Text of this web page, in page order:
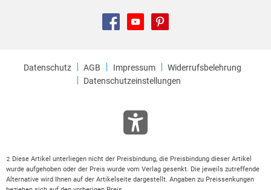
Datenschutz AGB Impressum
Widerrufsbelehrung
Datenschutzeinstellungen
2
Diese Artikel unterliegen nicht der Preisbindung, die Preisbindung dieser Artikel
wurde aufgehoben oder der Preis wurde vom Verlag gesenkt. Die jeweils zutreffende
Alternative wird Ihnen auf der Artikelseite dargestellt. Angaben zu Preissenkungen